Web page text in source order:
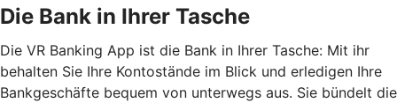
Die Bank in Ihrer Tasche
Die VR Banking App ist die Bank in Ihrer Tasche: Mit ihr
behalten Sie Ihre Kontostände im Blick und erledigen Ihre
Bankgeschäfte bequem von unterwegs aus. Sie bündelt die